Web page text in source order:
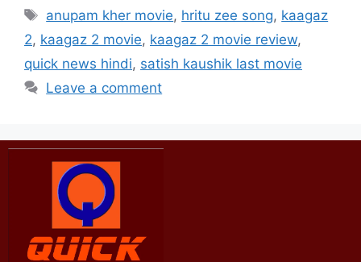
anupam kher movie, hritu zee song, kaagaz
2, kaagaz 2 movie, kaagaz 2 movie review,
quick news hindi, satish kaushik last movie
Leave a comment